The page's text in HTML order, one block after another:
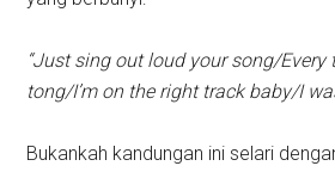
“Just sing out loud your song/Every
tong/I’m on the right track baby/I
Bukankah kandungan ini selari